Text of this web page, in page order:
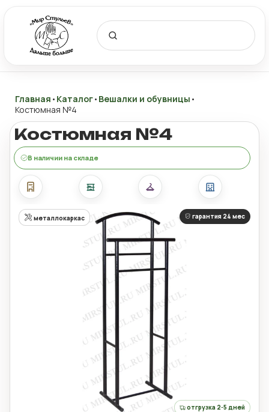
Главная • Каталог• Вешалки и обувницы •
Костюмная №4
Костюмная №4
В наличии на складе
металлокаркас гарантия 24 мес
отгрузка 2-5 дней